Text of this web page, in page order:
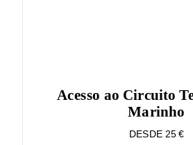
Acesso ao Circuito
Marinho
DESDE 25 €